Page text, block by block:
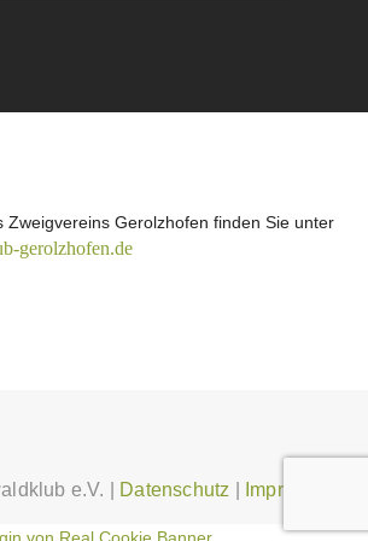
Zweigvereins Gerolzhofen finden Sie unter
gerolzhofen.de
e.V. | Datenschutz Impressum
von Real Cookie Banner